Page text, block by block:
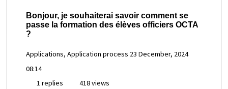
Bonjour, je souhaiterai savoir comment se
passe la formation des élèves officiers OCTA
?
Applications, Application process 23 December, 2024
08:14
1 replies
418 views